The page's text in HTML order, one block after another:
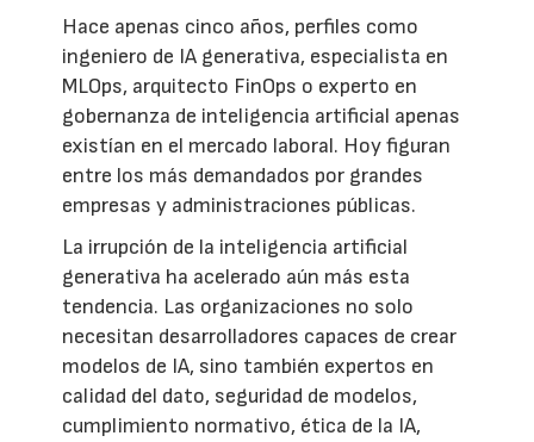
Hace apenas cinco años, perfiles como
ingeniero de IA generativa, especialista en
MLOps, arquitecto FinOps o experto en
gobernanza de inteligencia artificial apenas
existían en el mercado laboral. Hoy figuran
entre los más demandados por grandes
empresas y administraciones públicas.
La irrupción de la inteligencia artificial
generativa ha acelerado aún más esta
tendencia. Las organizaciones no solo
necesitan desarrolladores capaces de crear
modelos de IA, sino también expertos en
calidad del dato, seguridad de modelos,
cumplimiento normativo, ética de la IA,